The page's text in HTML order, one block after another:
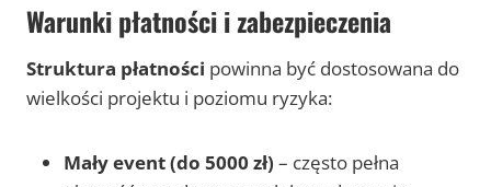
Warunki płatności i zabezpieczenia
Struktura płatności powinna być dostosowana do
wielkości projektu i poziomu ryzyka:
Mały event (do 5000 zł) – często pełna